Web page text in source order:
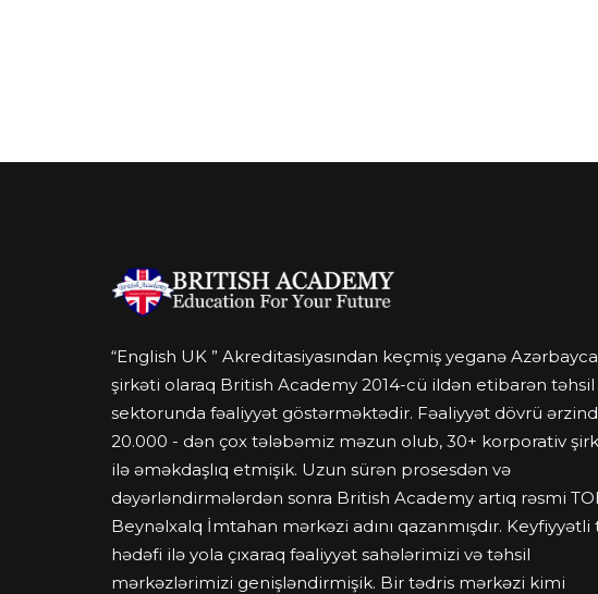
“English UK ” Akreditasiyasından keçmiş yeganə
şirkəti olaraq British Academy 2014-cü ildən etibarən təhsil
sektorunda fəaliyyət göstərməktədir. Fəaliyyət dövrü
20.000 - dən çox tələbəmiz məzun olub, 30+ korporativ
ilə əməkdaşlıq etmişik. Uzun sürən prosesdən və
dəyərləndirmələrdən sonra British Academy artıq rəsmi
Beynəlxalq İmtahan mərkəzi adını qazanmışdır. Keyfiyyətli
hədəfi ilə yola çıxaraq fəaliyyət sahələrimizi və təhsil
mərkəzlərimizi genişləndirmişik. Bir tədris mərkəzi kimi